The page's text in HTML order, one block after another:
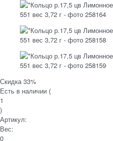
Скидка 33%
Есть в наличии (
1
)
Артикул:
Вес:
0